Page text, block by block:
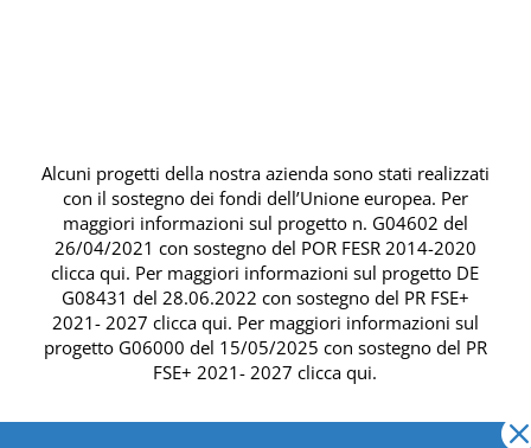
Alcuni progetti della nostra azienda sono stati realizzati
con il sostegno dei fondi dell’Unione europea. Per
maggiori informazioni sul progetto n. G04602 del
26/04/2021 con sostegno del POR FESR 2014-2020
clicca qui. Per maggiori informazioni sul progetto DE
G08431 del 28.06.2022 con sostegno del PR FSE+
2021- 2027 clicca qui. Per maggiori informazioni sul
progetto G06000 del 15/05/2025 con sostegno del PR
FSE+ 2021- 2027 clicca qui.